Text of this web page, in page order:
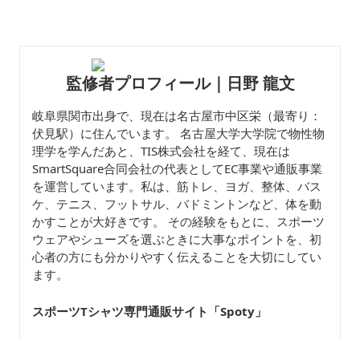
監修者プロフィール｜日野 龍文
岐阜県関市出身で、現在は名古屋市中区栄（最寄り：
伏見駅）に住んでいます。 名古屋大学大学院で物性物
理学を学んだあと、TIS株式会社を経て、現在は
SmartSquare合同会社の代表としてEC事業や通販事業
を運営しています。私は、筋トレ、ヨガ、整体、バス
ケ、テニス、フットサル、バドミントンなど、体を動
かすことが大好きです。 その経験をもとに、スポーツ
ウェアやシューズを選ぶときに大事なポイントを、初
心者の方にも分かりやすく伝えることを大切にしてい
ます。
スポーツTシャツ専門通販サイト「Spoty 」